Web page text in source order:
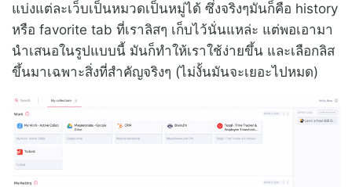
แบ่งแต่ละเว็บเป็นหมวดเป็นหมู่ได้ ซึ่งจริงๆมันก็คือ history
หรือ favorite tab ที่เราลิสๆ เก็บไว้นั่นแหล่ะ แต่พอเอามา
นำเสนอในรูปแบบนี้ มันก็ทำให้เราใช้ง่ายขึ้น และเลือกลิส
ขึ้นมาเฉพาะสิ่งที่สำคัญจริงๆ (ไม่งั้นมันจะเยอะไปหมด)